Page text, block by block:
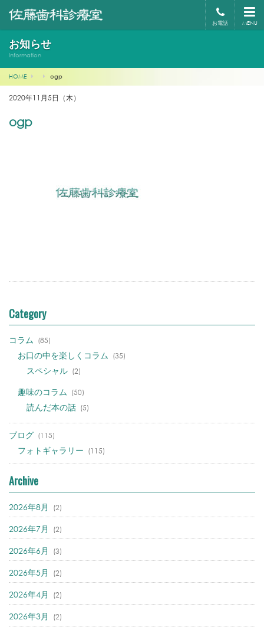
MENU
お電話
お知らせ
Information
HOME ogp
2020年11月5日（木）
ogp
Category
コラム (85)
お口の中を楽しくコラム (35)
スペシャル (2)
趣味のコラム (50)
読んだ本の話 (5)
ブログ (115)
フォトギャラリー (115)
Archive
2026年8月 (2)
2026年7月 (2)
2026年6月 (3)
2026年5月 (2)
2026年4月 (2)
2026年3月 (2)